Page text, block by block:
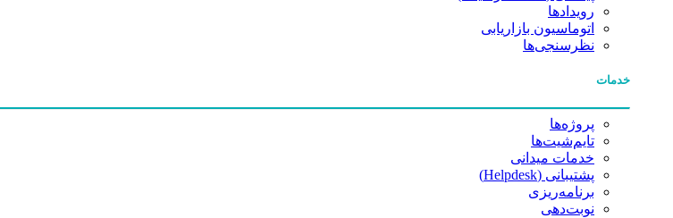
رویدادها
اتوماسیون بازاریابی
نظرسنجی‌ها
خدمات
پروژه‌ها
تایم‌شیت‌ها
خدمات میدانی
پشتیبانی (Helpdesk)
برنامه‌ریزی
نوبت‌دهی